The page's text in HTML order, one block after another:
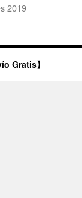
2019
Gratis】